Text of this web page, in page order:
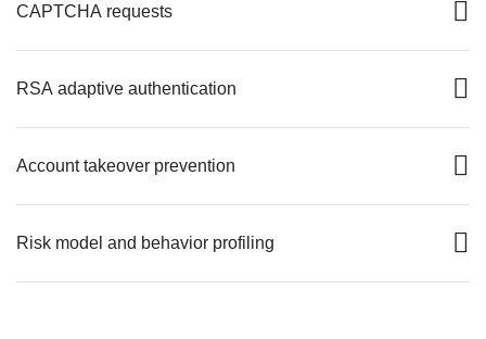
CAPTCHA requests
RSA adaptive authentication
Account takeover prevention
Risk model and behavior profiling